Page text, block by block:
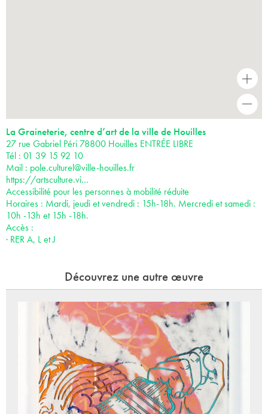
+
La Graineterie, centre d’art de la ville de Houilles
27 rue Gabriel Péri 78800 Houilles ENTRÉE LIBRE
Tél : 01 39 15 92 10
Mail : pole.culturel@ville-houilles.fr
https://artsculture.vi…
Accessibilité pour les personnes à mobilité réduite
Horaires : Mardi, jeudi et vendredi : 15h-18h. Mercredi et samedi :
10h -13h et 15h -18h.
Accès :
· RER A, L et J
Découvrez une autre œuvre